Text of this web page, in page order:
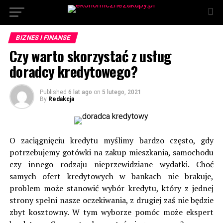
BIZNES I FINANSE
Czy warto skorzystać z usług
doradcy kredytowego?
Published 6 lat ago on 5 lutego, 2021
By Redakcja
O zaciągnięciu kredytu myślimy bardzo często, gdy
potrzebujemy gotówki na zakup mieszkania, samochodu
czy innego rodzaju nieprzewidziane wydatki. Choć
samych ofert kredytowych w bankach nie brakuje,
problem może stanowić wybór kredytu, który z jednej
strony spełni nasze oczekiwania, z drugiej zaś nie będzie
zbyt kosztowny. W tym wyborze pomóc może ekspert